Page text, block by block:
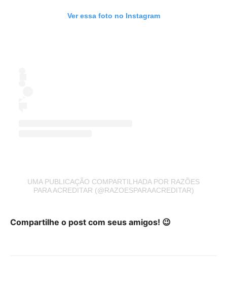
Ver essa foto no Instagram
UMA PUBLICAÇÃO COMPARTILHADA POR RAZÕES
PARA ACREDITAR (@RAZOESPARAACREDITAR)
Compartilhe o post com seus amigos! 😉